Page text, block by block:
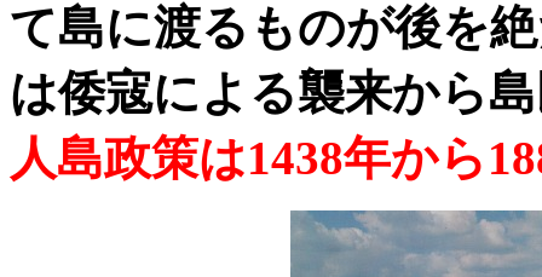
て島に渡るものが後を
は倭寇による襲来から
人島政策は1438年から